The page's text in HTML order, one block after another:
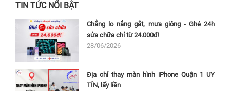
TIN TỨC NỔI BẬT
Chẳng lo nắng gắt, mưa giông - Ghé 24h
sửa chữa chỉ từ 24.000đ!
28/06/2026
Địa chỉ thay màn hình iPhone Quận 1 UY
TÍN, lấy liền